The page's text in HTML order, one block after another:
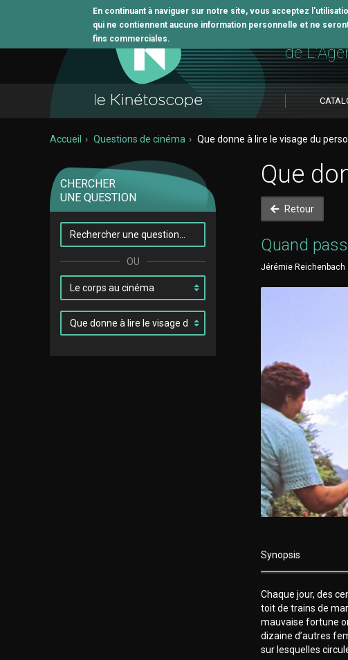
En continuant à naviguer sur notre site, vous acceptez
qui ne contiennent aucune information personnelle et ne
fins commerciales.
L'outil
de
Accueil Questions de cinéma Que donne à lire le visage du
CHERCHER
UNE QUESTION
Que
Retour
Quand
Jérémie Reichenbach
Synopsis
Chaque jour, des
toit de trains de
mauvaise fortune
dizaine d’autres
sur lesquelles